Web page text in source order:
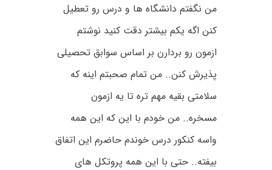
من نگفتم دانشگاه ها و درس رو تعطیل
کنن اگه یکم بیشتر دقت کنید نوشتم
ازمون رو بردارن بر اساس سوابق تحصیلی
پذیرش کنن.. من تمام صحبتم اینه که
سلامتی بقیه مهم تره تا یه ازمون
مسخره.. من خودم با این که این همه
واسه کنکور درس خوندم حاضرم این اتفاق
بیفته.. حتی با این همه پروتکل های